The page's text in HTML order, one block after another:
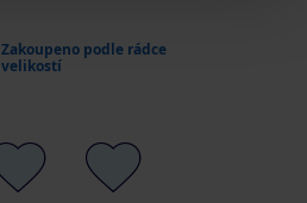
Zakoupeno podle rádce
velikostí